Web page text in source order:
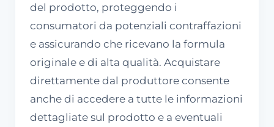
del prodotto, proteggendo i
consumatori da potenziali contraffazioni
e assicurando che ricevano la formula
originale e di alta qualità. Acquistare
direttamente dal produttore consente
anche di accedere a tutte le informazioni
dettagliate sul prodotto e a eventuali